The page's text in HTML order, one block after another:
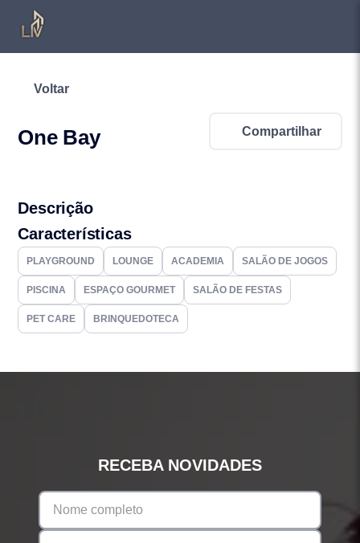
Voltar
One Bay Compartilhar
Descrição
Características
PLAYGROUND LOUNGE ACADEMIA SALÃO DE JOGOS
PISCINA ESPAÇO GOURMET SALÃO DE FESTAS
PET CARE BRINQUEDOTECA
RECEBA NOVIDADES